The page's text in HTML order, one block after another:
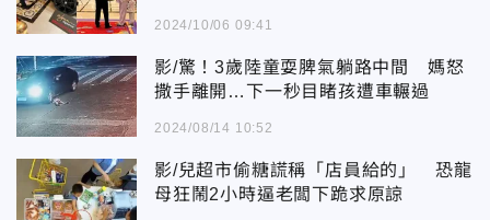
2024/10/06 09:41
影/驚！3歲陸童耍脾氣躺路中間 媽怒
撒手離開…下一秒目睹孩遭車輾過
2024/08/14 10:52
影/兒超市偷糖謊稱「店員給的」 恐龍
母狂鬧2小時逼老闆下跪求原諒